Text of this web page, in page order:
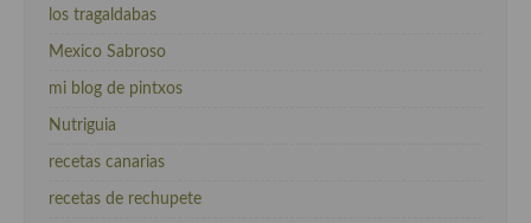
los tragaldabas
Mexico Sabroso
mi blog de pintxos
Nutriguia
recetas canarias
recetas de rechupete